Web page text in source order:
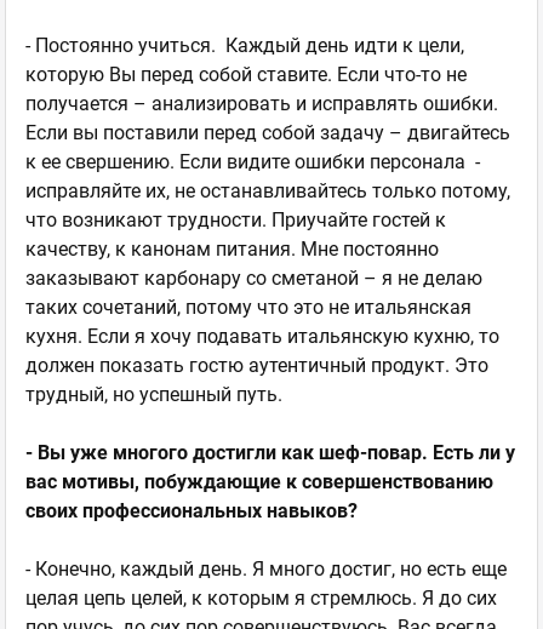
- Постоянно учиться. Каждый день идти к цели,
которую Вы перед собой ставите. Если что-то не
получается – анализировать и исправлять ошибки.
Если вы поставили перед собой задачу – двигайтесь
к ее свершению. Если видите ошибки персонала -
исправляйте их, не останавливайтесь только потому,
что возникают трудности. Приучайте гостей к
качеству, к канонам питания. Мне постоянно
заказывают карбонару со сметаной – я не делаю
таких сочетаний, потому что это не итальянская
кухня. Если я хочу подавать итальянскую кухню, то
должен показать гостю аутентичный продукт. Это
трудный, но успешный путь.
- Вы уже многого достигли как шеф-повар. Есть ли у
вас мотивы, побуждающие к совершенствованию
своих профессиональных навыков?
- Конечно, каждый день. Я много достиг, но есть еще
целая цепь целей, к которым я стремлюсь. Я до сих